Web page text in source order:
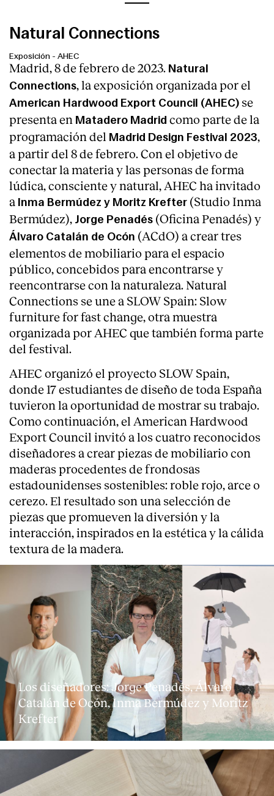
About
Natural Connections
Exposición - AHEC
Madrid, 8 de febrero de 2023. Natural
Connections, la exposición organizada por el
American Hardwood Export Council (AHEC) se
presenta en Matadero Madrid como parte de la
programación del Madrid Design Festival 2023,
a partir del 8 de febrero. Con el objetivo de
conectar la materia y las personas de forma
lúdica, consciente y natural, AHEC ha invitado
a Inma Bermúdez y Moritz Krefter (Studio Inma
Bermúdez), Jorge Penadés (Oficina Penadés) y
Álvaro Catalán de Ocón (ACdO) a crear tres
elementos de mobiliario para el espacio
público, concebidos para encontrarse y
reencontrarse con la naturaleza. Natural
Connections se une a SLOW Spain: Slow
furniture for fast change, otra muestra
organizada por AHEC que también forma parte
del festival.
AHEC organizó el proyecto SLOW Spain,
donde 17 estudiantes de diseño de toda España
tuvieron la oportunidad de mostrar su trabajo.
Como continuación, el American Hardwood
Export Council invitó a los cuatro reconocidos
diseñadores a crear piezas de mobiliario con
maderas procedentes de frondosas
estadounidenses sostenibles: roble rojo, arce o
cerezo. El resultado son una selección de
piezas que promueven la diversión y la
interacción, inspirados en la estética y la cálida
textura de la madera.
Los diseñadores: Jorge Penadés, Álvaro
Catalán de Ocón, Inma Bermúdez y Moritz
Krefter